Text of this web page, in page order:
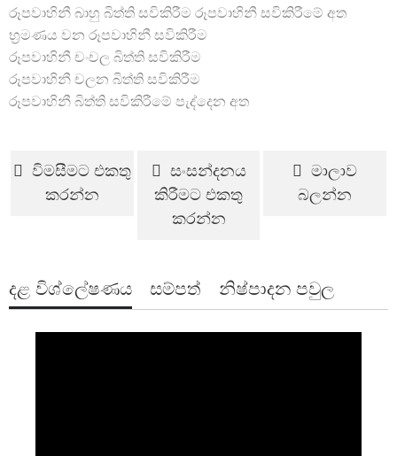
රූපවාහිනී බාහු බිත්ති සවිකිරීම රූපවාහිනී සවිකිරීමේ අත
භ්‍රමණය වන රූපවාහිනී සවිකිරීම
රූපවාහිනී චංචල බිත්ති සවිකිරීම
රූපවාහිනී චලන බිත්ති සවිකිරීම
රූපවාහිනී බිත්ති සවිකිරීමේ පැද්දෙන අත
විමසීමට එකතු
කරන්න
සංසන්දනය
කිරීමට එකතු
කරන්න
මාලාව
බලන්න
දළ විශ්ලේෂණය සම්පත් නිෂ්පාදන පවුල